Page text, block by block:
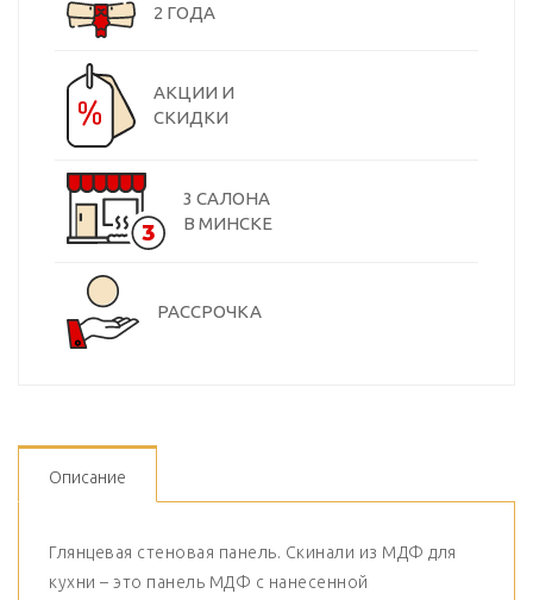
2 ГОДА
АКЦИИ И
СКИДКИ
3 САЛОНА
В МИНСКЕ
РАССРОЧКА
Описание
Глянцевая стеновая панель. Скинали из МДФ для
кухни – это панель МДФ с нанесенной